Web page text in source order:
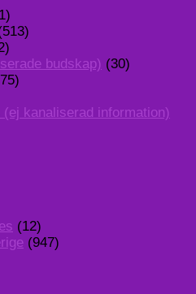
budskap) (30)
kanaliserad information)
(12)
(947)